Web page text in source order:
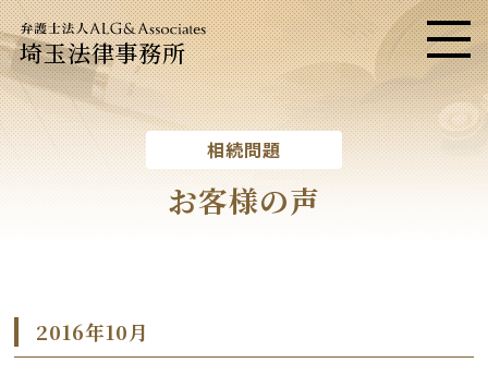
埼玉法律事務所 メニ
相続問題
お客様の声
2016年10月